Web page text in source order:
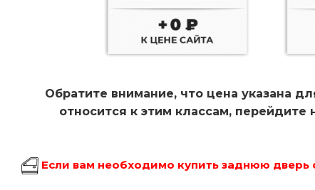
Обратите внимание, что цена указана
относится к этим классам,
Если вам необходимо купить заднюю дверь